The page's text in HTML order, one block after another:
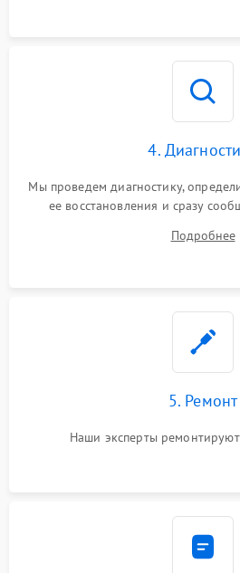
4.
Мы проведем диагностику,
ее восстановления и сразу
Подробнее
5. Ремонт
Наши эксперты